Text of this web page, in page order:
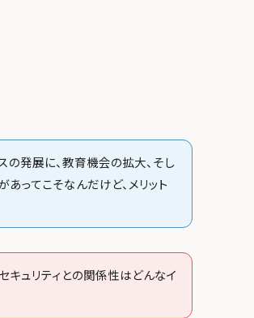
の発展に、教育機会の拡大、そし
ってこそなんだけど、メリット
キュリティとの関係性はどんなイ